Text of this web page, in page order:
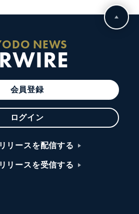
NEWS
会員登録
ログイン
リースを配信する
リースを受信する